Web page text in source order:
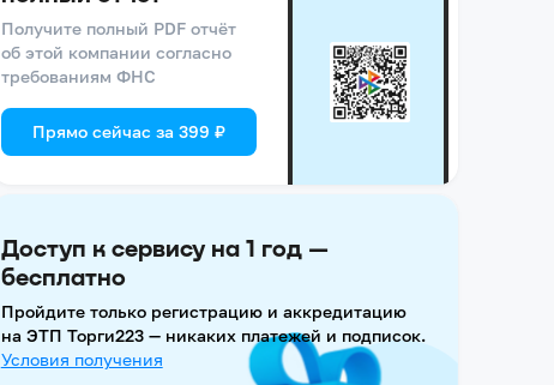
Получите полный PDF отчёт
об этой компании согласно
требованиям ФНС
Прямо сейчас за 399 ₽
Доступ к сервису на 1 год —
бесплатно
Пройдите только регистрацию и аккредитацию
на ЭТП Торги223 — никаких платежей и подписок.
Условия получения